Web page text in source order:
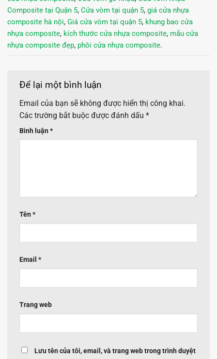
Composite tại Quận 5, Cửa vòm tại quận 5, giá cửa nhựa
composite hà nội, Giá cửa vòm tại quận 5, khung bao cửa
nhựa composite, kích thước cửa nhựa composite, mẫu cửa
nhựa composite đẹp, phôi cửa nhựa composite.
Để lại một bình luận
Email của bạn sẽ không được hiển thị công khai.
Các trường bắt buộc được đánh dấu *
Bình luận *
Tên *
Email *
Trang web
Lưu tên của tôi, email, và trang web trong trình duyệt